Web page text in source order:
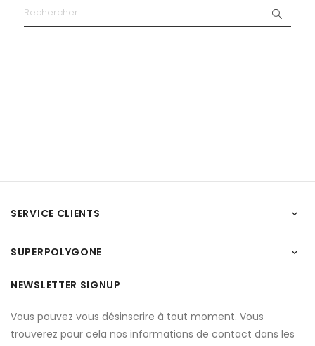
SERVICE CLIENTS 
SUPERPOLYGONE 
NEWSLETTER SIGNUP
Vous pouvez vous désinscrire à tout moment. Vous
trouverez pour cela nos informations de contact dans les